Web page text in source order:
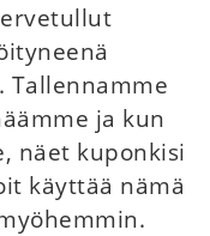
Tallennamme
ja kun
näet kuponkisi
käyttää nämä